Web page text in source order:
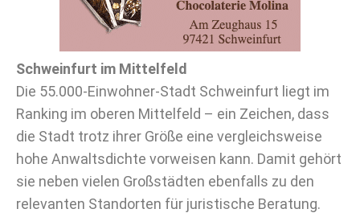
Schweinfurt im Mittelfeld
Die 55.000-Einwohner-Stadt Schweinfurt liegt im
Ranking im oberen Mittelfeld – ein Zeichen, dass
die Stadt trotz ihrer Größe eine vergleichsweise
hohe Anwaltsdichte vorweisen kann. Damit gehört
sie neben vielen Großstädten ebenfalls zu den
relevanten Standorten für juristische Beratung.